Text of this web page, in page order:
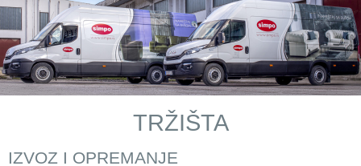
TRŽIŠTA
IZVOZ I OPREMANJE